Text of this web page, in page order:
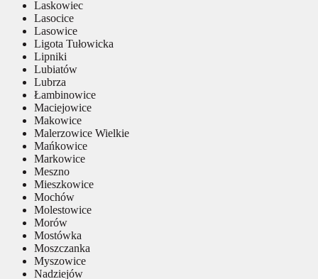
Laskowiec
Lasocice
Lasowice
Ligota Tułowicka
Lipniki
Lubiatów
Lubrza
Łambinowice
Maciejowice
Makowice
Malerzowice Wielkie
Mańkowice
Markowice
Meszno
Mieszkowice
Mochów
Molestowice
Morów
Mostówka
Moszczanka
Myszowice
Nadziejów